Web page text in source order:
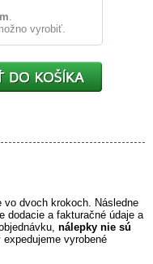
vyrobiť.
vo dvoch krokoch. Následne
a fakturačné údaje a
nálepky nie sú
expedujeme vyrobené